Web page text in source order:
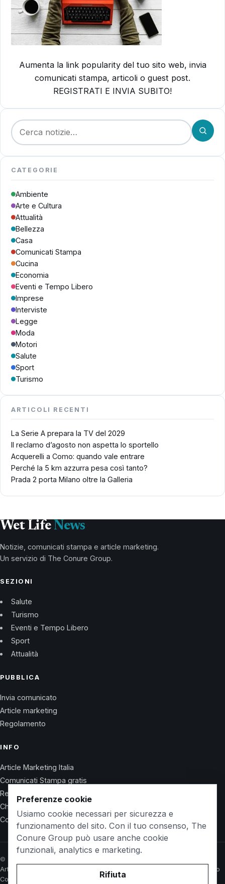
Aumenta la link popularity del tuo sito web, invia
comunicati stampa, articoli o guest post.
REGISTRATI E INVIA SUBITO!
Cerca:
CATEGORIE
Ambiente
Arte e Cultura
Attualità
Bellezza
Casa
Comunicati Stampa
Cucina
Economia
Eventi e Tempo Libero
Imprese
Interviste
Legge
Moda
Motori
Salute
Sport
Turismo
ARTICOLI RECENTI
La Serie A prepara la TV del 2029
Il reclamo d’agosto non aspetta lo sportello
Acquerelli a Como: quando vale entrare
Perché la 5 km azzurra pesa così tanto?
Prada 2 porta Milano oltre la Galleria
Wet Life News
Notizie, comunicati stampa e article marketing.
Un servizio di The Conure Group.
SEZIONI
Salute
Turismo
Eventi e Tempo Libero
Sport
Attualità
PUBBLICA
Invia comunicato
Article marketing
Regolamento
INFO
Article Marketing Italia
Comunicati Stampa gratis
Regolamento
Chi Siamo
Contatti
© 2026 Wet Life News · The Conure Group
Article Marketing Italia
Chi Siamo
Contatti
Preferenze cookie
Usiamo cookie necessari per sicurezza e
funzionamento del sito. Con il tuo consenso, The
Conure Group può usare anche cookie
funzionali, analytics e marketing.
Rifiuta